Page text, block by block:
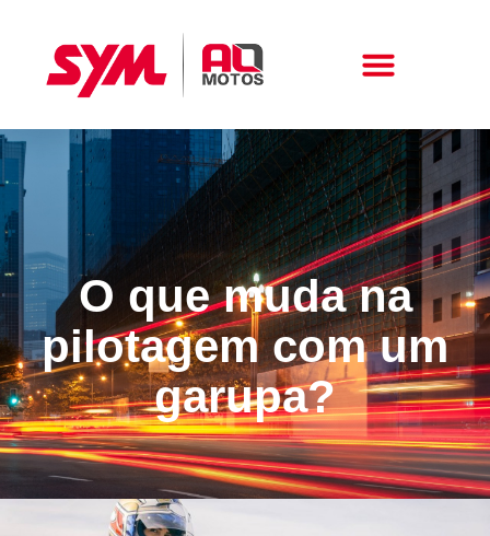
O que muda na
pilotagem com um
garupa?